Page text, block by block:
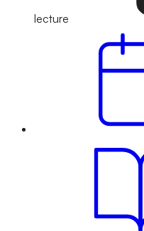
lecture